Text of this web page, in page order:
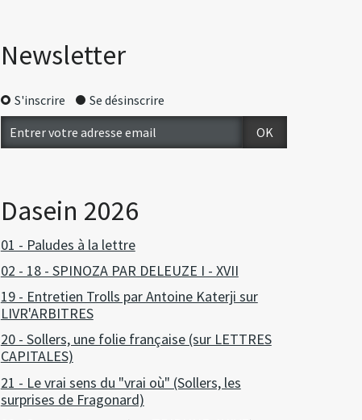
Newsletter
S'inscrire Se désinscrire
Dasein 2026
01 - Paludes à la lettre
02 - 18 - SPINOZA PAR DELEUZE I - XVII
19 - Entretien Trolls par Antoine Katerji sur
LIVR'ARBITRES
20 - Sollers, une folie française (sur LETTRES
CAPITALES)
21 - Le vrai sens du "vrai où" (Sollers, les
surprises de Fragonard)